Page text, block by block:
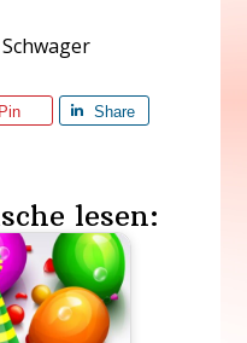
Pin Share
lesen: